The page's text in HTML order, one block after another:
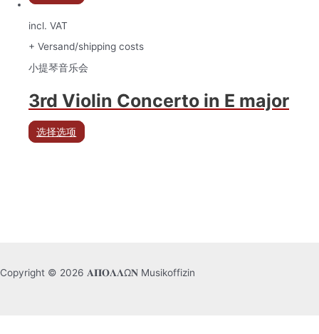
incl. VAT
+ Versand/shipping costs
小提琴音乐会
3rd Violin Concerto in E major
选择选项
Copyright © 2026 𝚨𝚷𝚶𝚲𝚲Ω𝚴 Musikoffizin